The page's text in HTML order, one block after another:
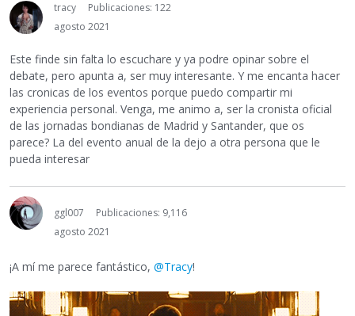
tracy
Publicaciones: 122
agosto 2021
Este finde sin falta lo escuchare y ya podre opinar sobre el
debate, pero apunta a, ser muy interesante. Y me encanta hacer
las cronicas de los eventos porque puedo compartir mi
experiencia personal. Venga, me animo a, ser la cronista oficial
de las jornadas bondianas de Madrid y Santander, que os
parece? La del evento anual de la dejo a otra persona que le
pueda interesar
ggl007
Publicaciones: 9,116
agosto 2021
¡A mí me parece fantástico, @Tracy!